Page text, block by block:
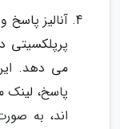
آنالیز
می دهد.
پاسخ، لینک
اند، به